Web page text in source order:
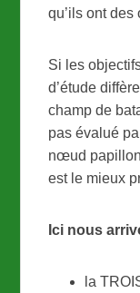
qu’ils ont des
Si les
d’étude
champ de
pas évalué
nœud
est le mieux
Ici nous
la